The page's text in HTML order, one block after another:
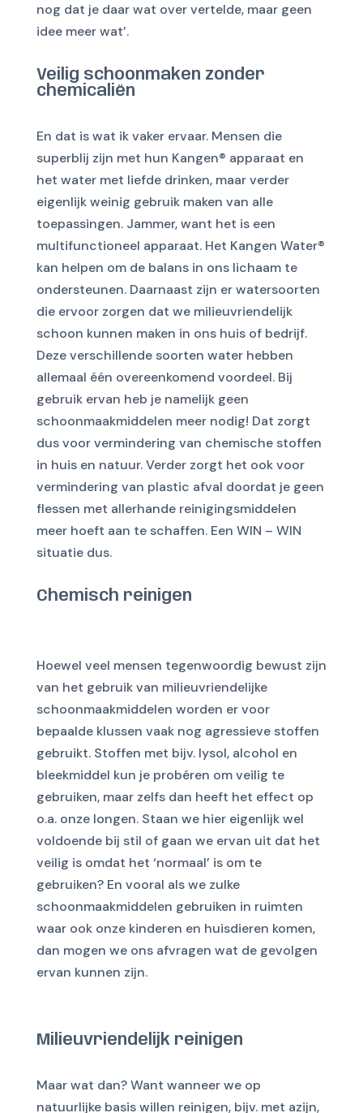
nog dat je daar wat over vertelde, maar geen
idee meer wat’.
Veilig schoonmaken zonder
chemicaliën
En dat is wat ik vaker ervaar. Mensen die
superblij zijn met hun Kangen® apparaat en
het water met liefde drinken, maar verder
eigenlijk weinig gebruik maken van alle
toepassingen. Jammer, want het is een
multifunctioneel apparaat. Het Kangen Water®
kan helpen om de balans in ons lichaam te
ondersteunen. Daarnaast zijn er watersoorten
die ervoor zorgen dat we milieuvriendelijk
schoon kunnen maken in ons huis of bedrijf.
Deze verschillende soorten water hebben
allemaal één overeenkomend voordeel. Bij
gebruik ervan heb je namelijk geen
schoonmaakmiddelen meer nodig! Dat zorgt
dus voor vermindering van chemische stoffen
in huis en natuur. Verder zorgt het ook voor
vermindering van plastic afval doordat je geen
flessen met allerhande reinigingsmiddelen
meer hoeft aan te schaffen. Een WIN – WIN
situatie dus.
Chemisch reinigen
Hoewel veel mensen tegenwoordig bewust zijn
van het gebruik van milieuvriendelijke
schoonmaakmiddelen worden er voor
bepaalde klussen vaak nog agressieve stoffen
gebruikt. Stoffen met bijv. lysol, alcohol en
bleekmiddel kun je probéren om veilig te
gebruiken, maar zelfs dan heeft het effect op
o.a. onze longen. Staan we hier eigenlijk wel
voldoende bij stil of gaan we ervan uit dat het
veilig is omdat het ‘normaal’ is om te
gebruiken? En vooral als we zulke
schoonmaakmiddelen gebruiken in ruimten
waar ook onze kinderen en huisdieren komen,
dan mogen we ons afvragen wat de gevolgen
ervan kunnen zijn.
Milieuvriendelijk reinigen
Maar wat dan? Want wanneer we op
natuurlijke basis willen reinigen, bijv. met azijn,